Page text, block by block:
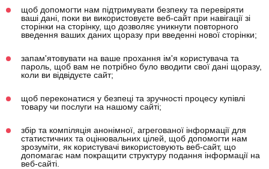
щоб допомогти нам підтримувати безпеку та перевіряти
ваші дані, поки ви використовуєте веб-сайт при навігації зі
сторінки на сторінку, що дозволяє уникнути повторного
введення ваших даних щоразу при введенні нової сторінки;
запам'ятовувати на ваше прохання ім'я користувача та
пароль, щоб вам не потрібно було вводити свої дані щоразу,
коли ви відвідуєте сайт;
щоб переконатися у безпеці та зручності процесу купівлі
товару чи послуги на нашому сайті;
збір та компіляція анонімної, агрегованої інформації для
статистичних та оцінювальних цілей, щоб допомогти нам
зрозуміти, як користувачі використовують веб-сайт, що
допомагає нам покращити структуру подання інформації на
веб-сайті.